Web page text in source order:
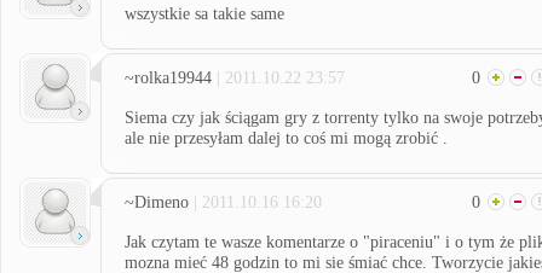
wszystkie sa takie same
~rolka19944 | 2011.10.22 23:57 0
Siema czy jak ściągam gry z torrenty tylko na swoje
ale nie przesyłam dalej to coś mi mogą zrobić .
~Dimeno | 2011.10.16 16:20 0
Jak czytam te wasze komentarze o "piraceniu" i o tym że
mozna mieć 48 godzin to mi sie śmiać chce. Tworzycie